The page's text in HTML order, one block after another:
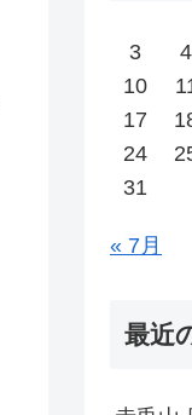
3
4
10
17
24
31
« 7月
最近